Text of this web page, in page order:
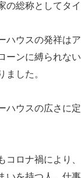
の総称としてタ
ハウスの発祥は
ーンに縛られな
ました。
ハウスの広さに
コロナ禍により